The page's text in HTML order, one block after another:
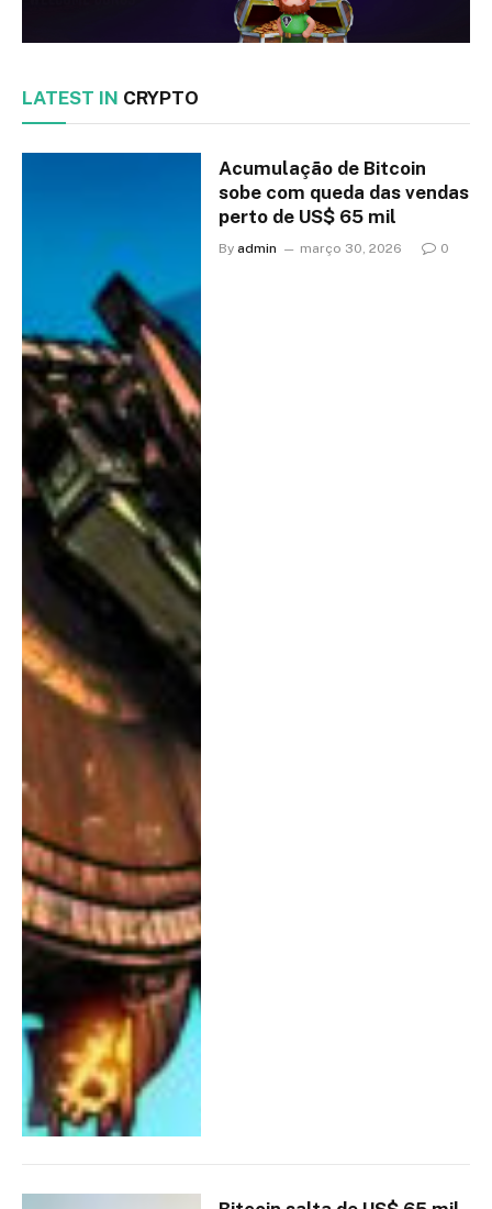
LATEST IN CRYPTO
Acumulação de Bitcoin
sobe com queda das vendas
perto de US$ 65 mil
By admin março 30, 2026 0